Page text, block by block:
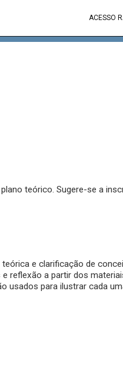
ACESSO
teórico. Sugere-se a
e clarificação de
reflexão a partir dos
usados para ilustrar cada